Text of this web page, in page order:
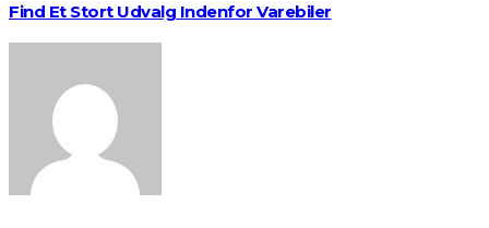
Find Et Stort Udvalg Indenfor Varebiler